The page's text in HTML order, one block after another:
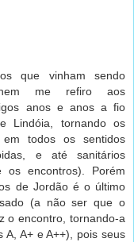
que vinham sendo
me refiro aos
anos e anos a fio
Lindóia, tornando os
todos os sentidos
e até sanitários
os encontros). Porém
de Jordão é o último
(a não ser que o
o encontro, tornando-a
A, A+ e A++), pois seus